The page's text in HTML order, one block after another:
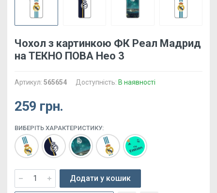
Чохол з картинкою ФК Реал Мадрид
на ТЕКНО ПОВА Нео 3
Артикул: 565654 Доступність: В наявності
259 грн.
ВИБЕРІТЬ ХАРАКТЕРИСТИКУ:
Додати у кошик